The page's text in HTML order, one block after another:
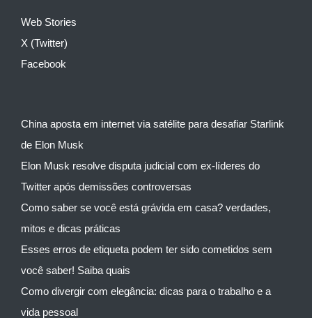
Web Stories
X (Twitter)
Facebook
China aposta em internet via satélite para desafiar Starlink
de Elon Musk
Elon Musk resolve disputa judicial com ex-líderes do
Twitter após demissões controversas
Como saber se você está grávida em casa? verdades,
mitos e dicas práticas
Esses erros de etiqueta podem ter sido cometidos sem
você saber! Saiba quais
Como divergir com elegância: dicas para o trabalho e a
vida pessoal